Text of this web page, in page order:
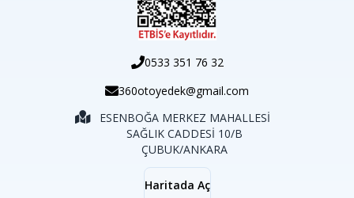
0533 351 76 32
360otoyedek@gmail.com
ESENBOĞA MERKEZ MAHALLESİ
SAĞLIK CADDESİ 10/B
ÇUBUK/ANKARA
Haritada Aç